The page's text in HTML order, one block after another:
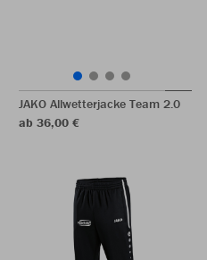
JAKO Allwetterjacke Team 2.0
ab 36,00 €